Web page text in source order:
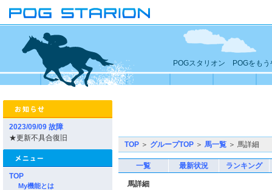
POGスタリオン POGをもう
2023/09/09 故障
★更新不具合復旧
TOP
My機能とは
TOP ＞ グループTOP ＞ 馬一覧 ＞ 馬詳細
一覧 最新状況 ランキング
馬詳細